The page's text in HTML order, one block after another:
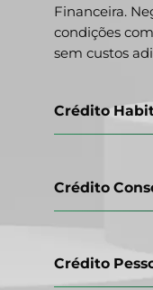
Financeira.
condições
sem custos
Crédito
Crédito
Crédito